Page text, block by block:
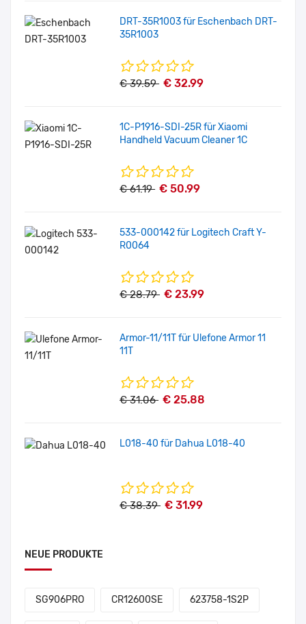
DRT-35R1003 für Eschenbach DRT-
35R1003
€ 39.59 € 32.99
1C-P1916-SDI-25R für Xiaomi
Handheld Vacuum Cleaner 1C
€ 61.19 € 50.99
533-000142 für Logitech Craft Y-
R0064
€ 28.79 € 23.99
Armor-11/11T für Ulefone Armor 11
11T
€ 31.06 € 25.88
L018-40 für Dahua L018-40
€ 38.39 € 31.99
NEUE PRODUKTE
SG906PRO CR12600SE 623758-1S2P